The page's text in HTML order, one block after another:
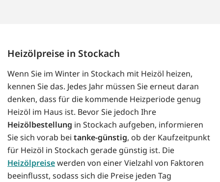
Heizölpreise in Stockach
Wenn Sie im Winter in Stockach mit Heizöl heizen,
kennen Sie das. Jedes Jahr müssen Sie erneut daran
denken, dass für die kommende Heizperiode genug
Heizöl im Haus ist. Bevor Sie jedoch Ihre
Heizölbestellung in Stockach aufgeben, informieren
Sie sich vorab bei tanke-günstig, ob der Kaufzeitpunkt
für Heizöl in Stockach gerade günstig ist. Die
Heizölpreisewerden von einer Vielzahl von Faktoren
beeinflusst, sodass sich die Preise jeden Tag